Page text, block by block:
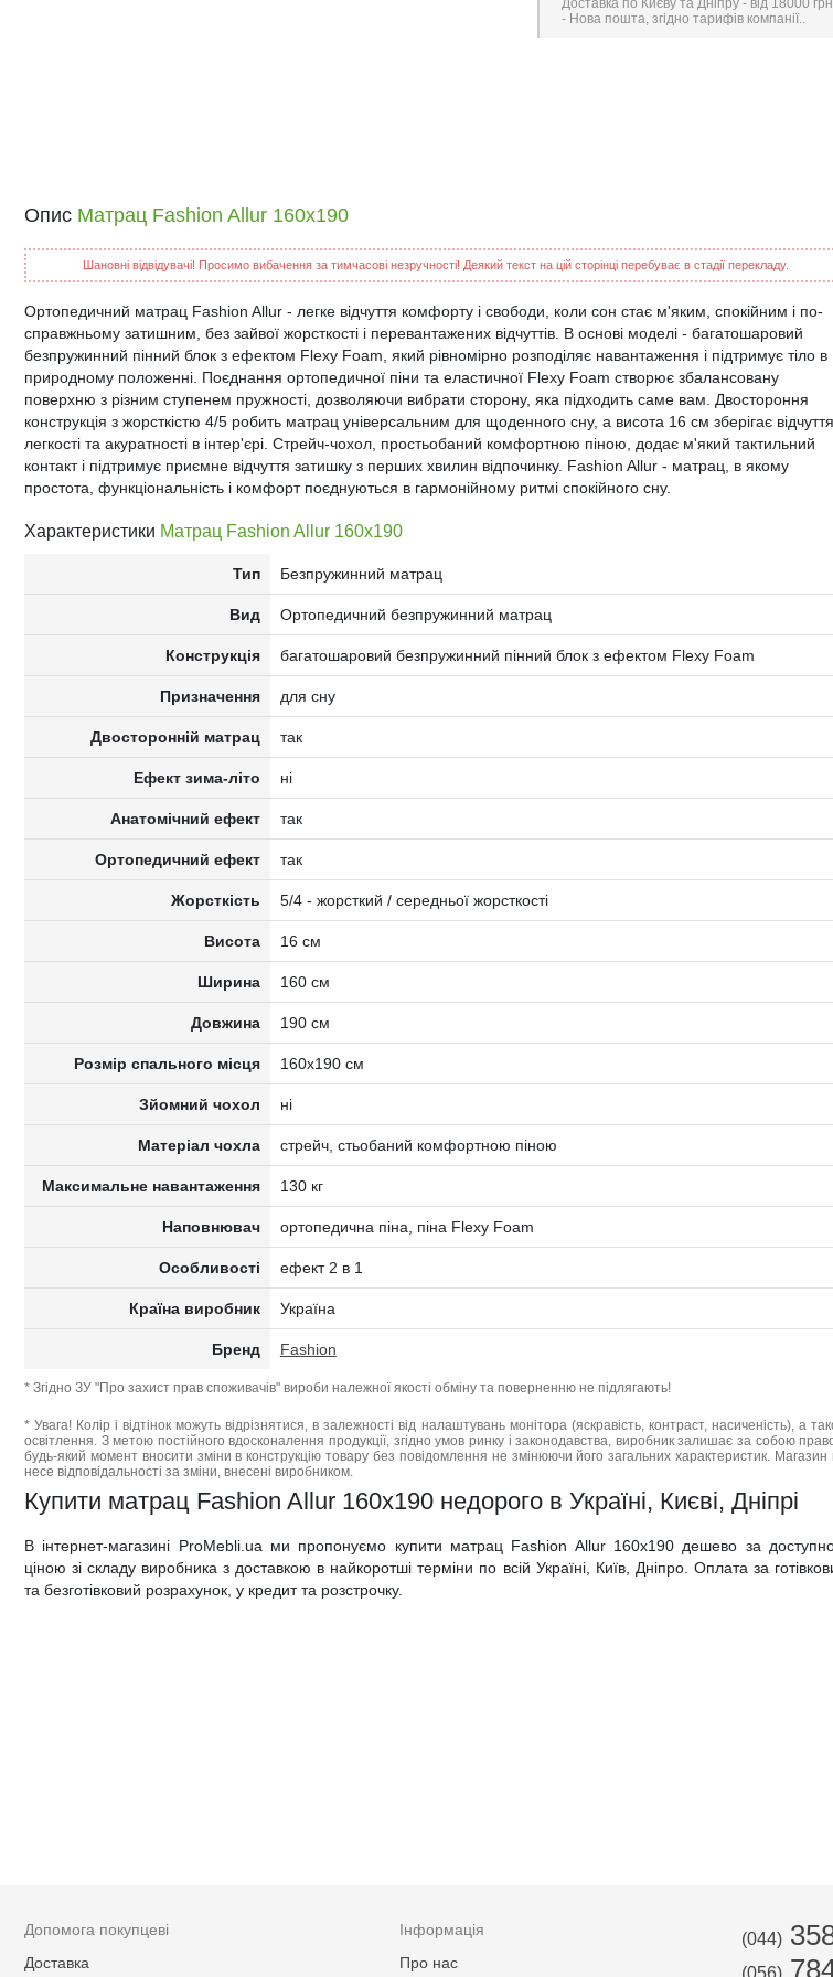
Доставка по Києву та Дніпру - від 18000
- Нова пошта, згідно тарифів компанії..
Опис Матрац Fashion Allur 160x190
Шановні відвідувачі! Просимо вибачення за тимчасові незручності! Деякий текст на цій сторінці перебуває в стадії перекладу.
Ортопедичний матрац Fashion Allur - легке відчуття комфорту і свободи, коли сон стає м'яким, спокійним і по-
справжньому затишним, без зайвої жорсткості і перевантажених відчуттів. В основі моделі - багатошаровий
безпружинний пінний блок з ефектом Flexy Foam, який рівномірно розподіляє навантаження і підтримує тіло в
природному положенні. Поєднання ортопедичної піни та еластичної Flexy Foam створює збалансовану
поверхню з різним ступенем пружності, дозволяючи вибрати сторону, яка підходить саме вам. Двостороння
конструкція з жорсткістю 4/5 робить матрац універсальним для щоденного сну, а висота 16 см зберігає відчуття
легкості та акуратності в інтер'єрі. Стрейч-чохол, простьобаний комфортною піною, додає м'який тактильний
контакт і підтримує приємне відчуття затишку з перших хвилин відпочинку. Fashion Allur - матрац, в якому
простота, функціональність і комфорт поєднуються в гармонійному ритмі спокійного сну.
Характеристики Матрац Fashion Allur 160x190
Тип Безпружинний матрац
Вид Ортопедичний безпружинний матрац
Конструкція багатошаровий безпружинний пінний блок з ефектом Flexy Foam
Призначення для сну
Двосторонній матрац так
Ефект зима-літо ні
Анатомічний ефект так
Ортопедичний ефект так
Жорсткість 5/4 - жорсткий / середньої жорсткості
Висота 16 см
Ширина 160 см
Довжина 190 см
Розмір спального місця 160x190 см
Зйомний чохол ні
Матеріал чохла стрейч, стьобаний комфортною піною
Максимальне навантаження 130 кг
Наповнювач ортопедична піна, піна Flexy Foam
Особливості ефект 2 в 1
Країна виробник Україна
Бренд Fashion
* Згідно ЗУ "Про захист прав споживачів" вироби належної якості обміну та поверненню не підлягають!
* Увага! Колір і відтінок можуть відрізнятися, в залежності від налаштувань монітора (яскравість, контраст, насиченість), а
освітлення. З метою постійного вдосконалення продукції, згідно умов ринку і законодавства, виробник залишає за собою
будь-який момент вносити зміни в конструкцію товару без повідомлення не змінюючи його загальних характеристик. Магазин
несе відповідальності за зміни, внесені виробником.
Купити матрац Fashion Allur 160x190 недорого в Україні, Києві, Дніпрі
В інтернет-магазині ProMebli.ua ми пропонуємо купити матрац Fashion Allur 160x190 дешево за
ціною зі складу виробника з доставкою в найкоротші терміни по всій Україні, Київ, Дніпро. Оплата за
та безготівковий розрахунок, у кредит та розстрочку.
Допомога покупцеві
Доставка
Інформація
Про нас
(044)
(056)